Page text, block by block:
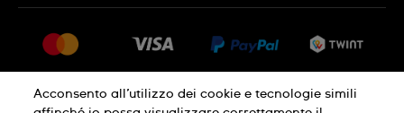
Restituzione
Condizioni di vendita
Carriera
Acconsento all’utilizzo dei cookie e tecnologie simili